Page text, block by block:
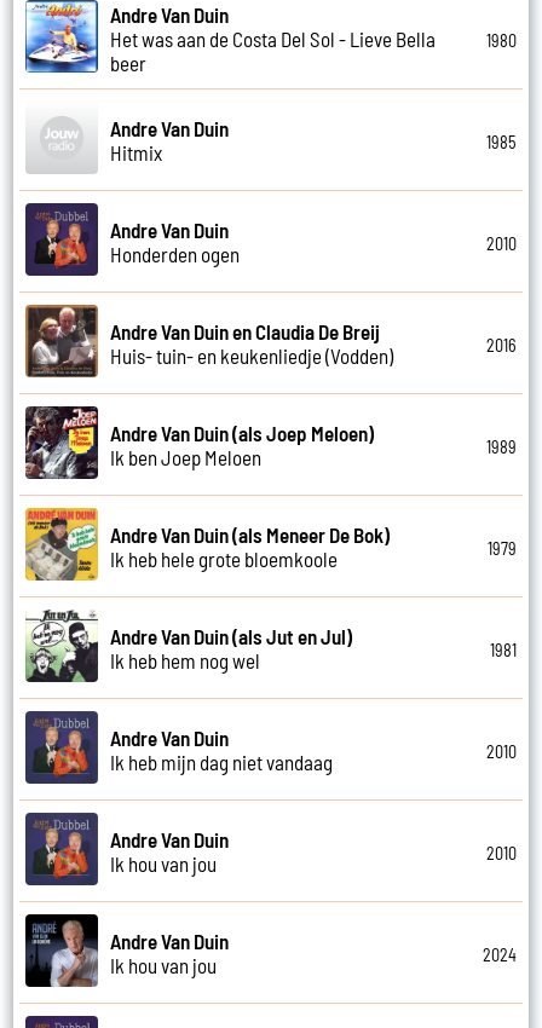
Andre Van Duin
Het was aan de Costa Del Sol - Lieve Bella
beer
1980
Andre Van Duin
Hitmix
1985
Andre Van Duin
Honderden ogen
2010
Andre Van Duin en Claudia De Breij
Huis- tuin- en keukenliedje (Vodden)
2016
Andre Van Duin (als Joep Meloen)
Ik ben Joep Meloen
1989
Andre Van Duin (als Meneer De Bok)
Ik heb hele grote bloemkoole
1979
Andre Van Duin (als Jut en Jul)
Ik heb hem nog wel
1981
Andre Van Duin
Ik heb mijn dag niet vandaag
2010
Andre Van Duin
Ik hou van jou
2010
Andre Van Duin
Ik hou van jou
2024